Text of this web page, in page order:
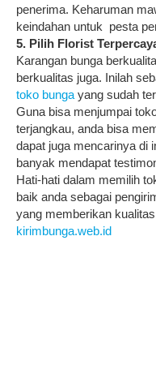
penerima. Keharuman
keindahan untuk pesta
5. Pilih Florist
Karangan bunga
berkualitas juga. Inilah
toko bunga yang sudah
Guna bisa menjumpai
terjangkau, anda bisa
dapat juga mencarinya di
banyak mendapat
Hati-hati dalam memilih
baik anda sebagai
yang memberikan
kirimbunga.web.id